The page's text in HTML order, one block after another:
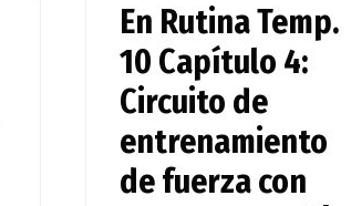
En Rutina Temp.
10 Capítulo 4:
Circuito de
entrenamiento
de fuerza con